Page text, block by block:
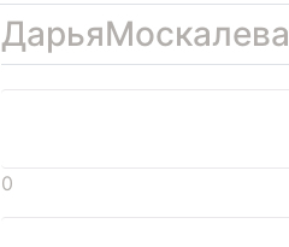
ДарьяМоскалева
0